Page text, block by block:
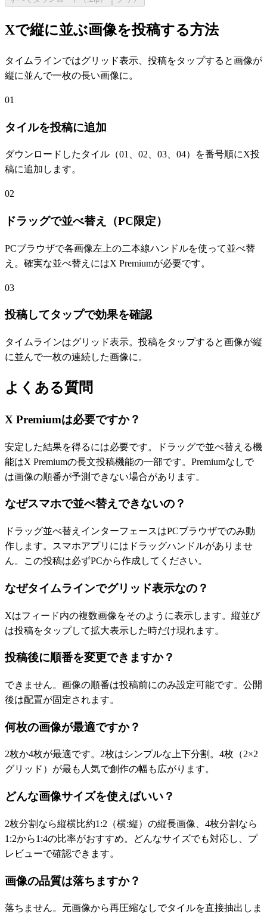
Xで縦に並ぶ画像を投稿する方法
タイムラインではグリッド表示、投稿をタップすると画像が
縦に並んで一枚の長い画像に。
01
タイルを投稿に追加
ダウンロードしたタイル（01、02、03、04）を番号順にX投
稿に追加します。
02
ドラッグで並べ替え（PC限定）
PCブラウザで各画像左上の二本線ハンドルを使って並べ替
え。確実な並べ替えにはX Premiumが必要です。
03
投稿してタップで効果を確認
タイムラインはグリッド表示。投稿をタップすると画像が縦
に並んで一枚の連続した画像に。
よくある質問
X Premiumは必要ですか？
安定した結果を得るには必要です。ドラッグで並べ替える機
能はX Premiumの長文投稿機能の一部です。Premiumなしで
は画像の順番が予測できない場合があります。
なぜスマホで並べ替えできないの？
ドラッグ並べ替えインターフェースはPCブラウザでのみ動
作します。スマホアプリにはドラッグハンドルがありませ
ん。この投稿は必ずPCから作成してください。
なぜタイムラインでグリッド表示なの？
Xはフィード内の複数画像をそのように表示します。縦並び
は投稿をタップして拡大表示した時だけ現れます。
投稿後に順番を変更できますか？
できません。画像の順番は投稿前にのみ設定可能です。公開
後は配置が固定されます。
何枚の画像が最適ですか？
2枚か4枚が最適です。2枚はシンプルな上下分割。4枚（2×2
グリッド）が最も人気で創作の幅も広がります。
どんな画像サイズを使えばいい？
2枚分割なら縦横比約1:2（横:縦）の縦長画像、4枚分割なら
1:2から1:4の比率がおすすめ。どんなサイズでも対応し、プ
レビューで確認できます。
画像の品質は落ちますか？
落ちません。元画像から再圧縮なしでタイルを直接抽出しま